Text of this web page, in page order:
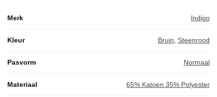
Merk Indigo
Kleur Bruin Steenrood
Pasvorm Normaal
Materiaal 65% Katoen 35% Polyester